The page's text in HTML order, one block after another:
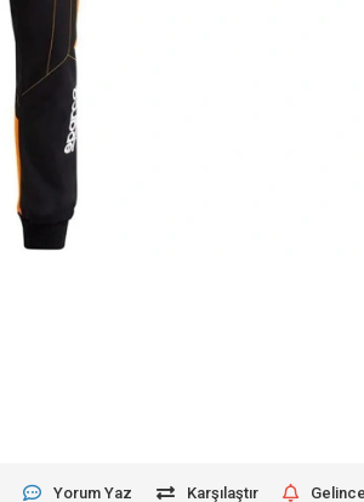
Yorum Yaz Karşılaştır